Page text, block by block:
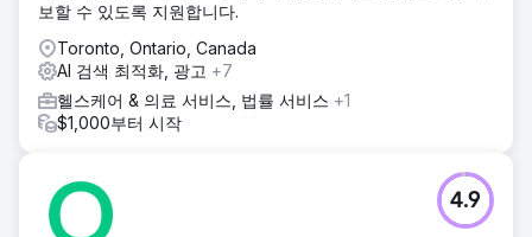
보할 수 있도록 지원합니다.
Toronto, Ontario, Canada
AI 검색 최적화, 광고 +7
헬스케어 & 의료 서비스, 법률 서비스 +1
$1,000부터 시작
4.9